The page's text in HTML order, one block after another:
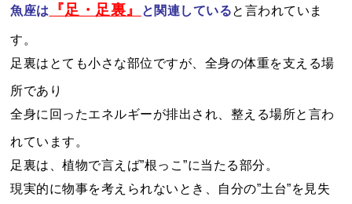
魚座は 『足・足裏』 と関連していると言われていま
す。
足裏はとても小さな部位ですが、全身の体重を支える場
所であり
全身に回ったエネルギーが排出され、整える場所と言わ
れています。
足裏は、植物で言えば”根っこ”に当たる部分。
現実的に物事を考えられないとき、自分の”土台”を見失